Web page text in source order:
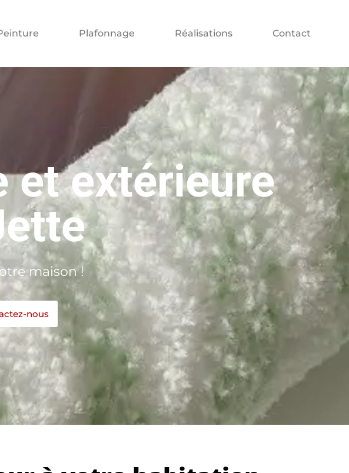
Plafonnage Réalisations Contact
et extérieure
maison !
nous